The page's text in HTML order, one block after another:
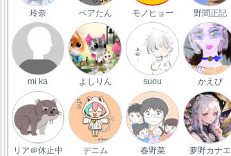
玲奈 ベアたん モノヒョー 野間正記
mi ka よしりん suou かえぴ
リア＠休止中 デニム 春野菜 夢野カナエ